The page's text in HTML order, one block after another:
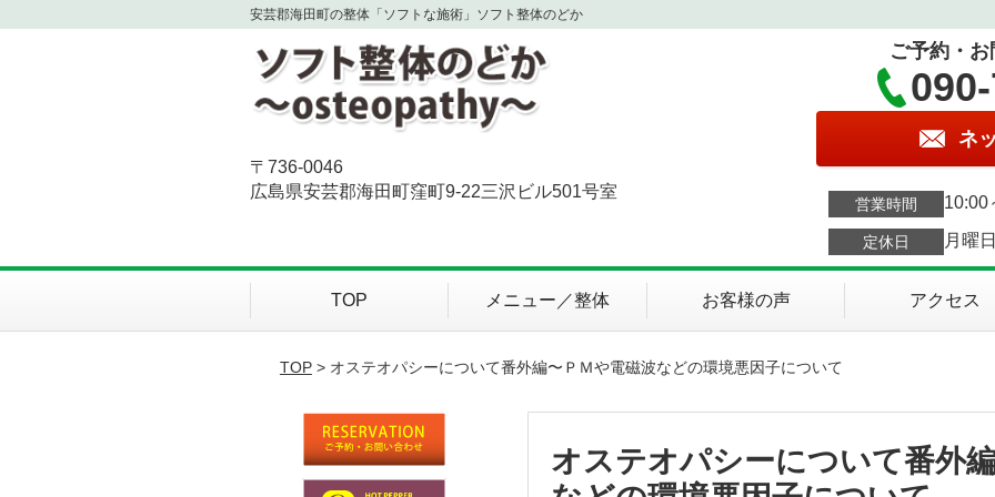
安芸郡海田町の整体「ソフトな施術」ソフト整体のどか
〒736-0046
広島県安芸郡海田町窪町9-22三沢ビル501号室
ご予約・
ネ
営業時間
定休日 月曜
TOP メニュー／整体 お客様の声 アクセス
TOP> オステオパシーについて番外編〜ＰＭや電磁波などの環境悪因子について
オステオパシーについて番外